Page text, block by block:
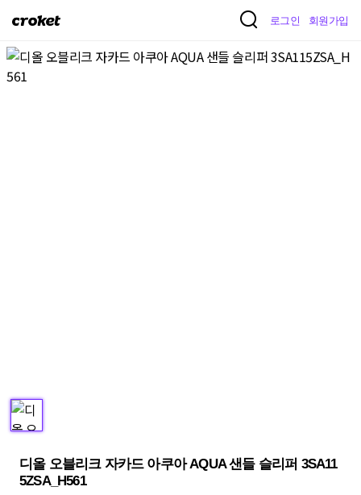
크
켓
로그인 회원가입
디올 오블리크 자카드 아쿠아 AQUA 샌들 슬리퍼 3SA11
5ZSA_H561